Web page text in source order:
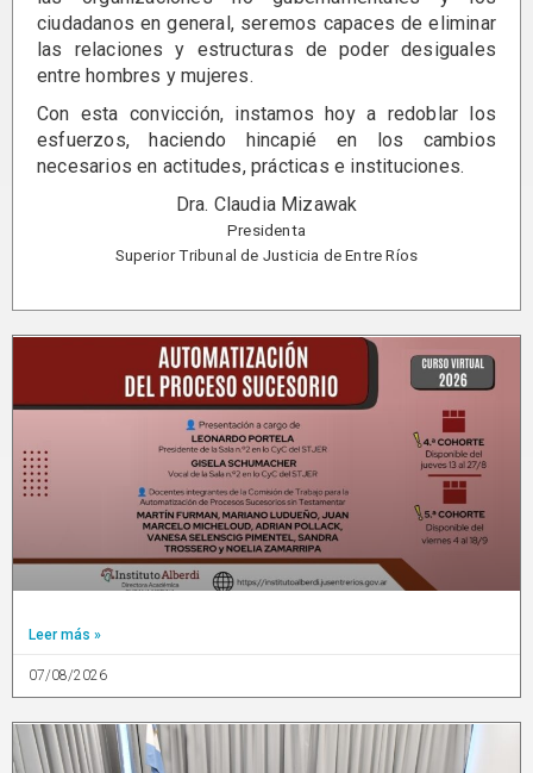
ciudadanos en general, seremos capaces de eliminar
las relaciones y estructuras de poder desiguales
entre hombres y mujeres.
Con esta convicción, instamos hoy a redoblar los
esfuerzos, haciendo hincapié en los cambios
necesarios en actitudes, prácticas e instituciones.
Dra. Claudia Mizawak
Presidenta
Superior Tribunal de Justicia de Entre Ríos
Leer más »
07/08/2026